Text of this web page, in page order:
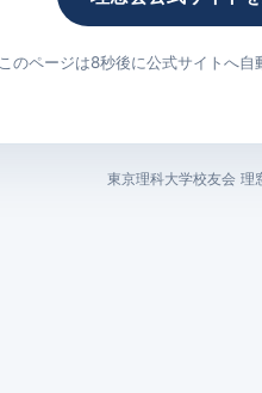
このページは8秒後に公式サイトへ自
東京理科大学校友会 理